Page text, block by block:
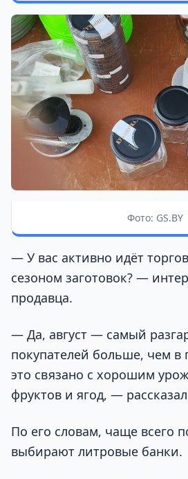
Фото: GS.BY
— У вас активно идёт
сезоном заготовок? —
продавца.
— Да, август — самый
покупателей больше, чем
это связано с хорошим
фруктов и ягод, —
По его словам, чаще всего
выбирают литровые банки.